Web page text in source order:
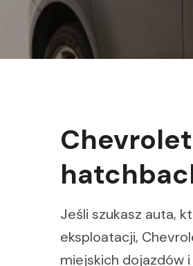
Jeśli szukasz auta,
eksploatacji,
miejskich dojazdów i